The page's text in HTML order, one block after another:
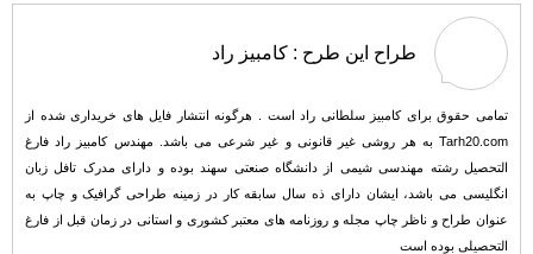
طراح این طرح : کامبیز راد
تمامی حقوق برای کامبیز سلطانی راد است . هرگونه انتشار فایل های خریداری شده از
Tarh20.com به هر روشی غیر قانونی و غیر شرعی می باشد. مهندس کامبیز راد فارغ
التحصیل رشته مهندسی شیمی از دانشگاه صنعتی سهند بوده و دارای مدرک تافل زبان
انگلیسی می باشد، ایشان دارای ذه سال سابقه کار در زمینه طراحی گرافیک و چاپ به
عنوان طراح و ناظر چاپ مجله و روزنامه های معتبر کشوری و استانی در زمان قبل از فارغ
التحصیلی بوده است